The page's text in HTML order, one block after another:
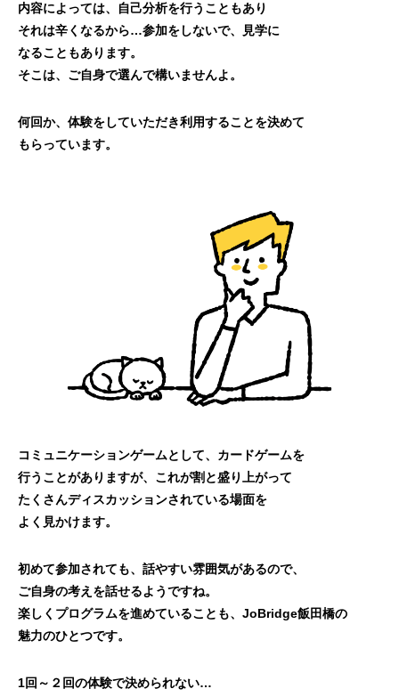
内容によっては、自己分析を行うこともあり
それは辛くなるから…参加をしないで、見学に
なることもあります。
そこは、ご自身で選んで構いませんよ。
何回か、体験をしていただき利用することを決めて
もらっています。
コミュニケーションゲームとして、カードゲームを
行うことがありますが、これが割と盛り上がって
たくさんディスカッションされている場面を
よく見かけます。
初めて参加されても、話やすい雰囲気があるので、
ご自身の考えを話せるようですね。
楽しくプログラムを進めていることも、JoBridge飯田橋の
魅力のひとつです。
1回～２回の体験で決められない…